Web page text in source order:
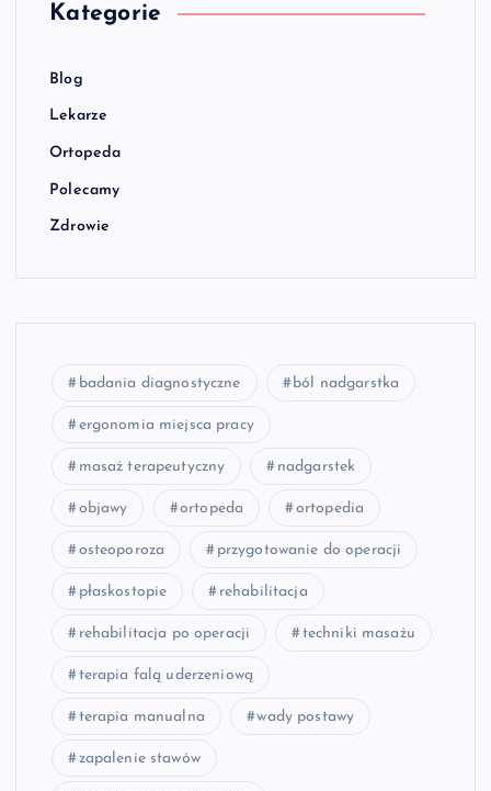
Kategorie
Blog
Lekarze
Ortopeda
Polecamy
Zdrowie
badania diagnostyczne ból nadgarstka
ergonomia miejsca pracy
masaż terapeutyczny nadgarstek
objawy ortopeda ortopedia
osteoporoza przygotowanie do operacji
płaskostopie rehabilitacja
rehabilitacja po operacji techniki masażu
terapia falą uderzeniową
terapia manualna wady postawy
zapalenie stawów